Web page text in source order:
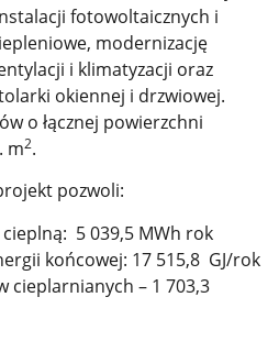
fotowoltaicznych i
modernizację
i klimatyzacji oraz
okiennej i drzwiowej.
o łącznej powierzchni
m2.
pozwoli:
5 039,5 MWh rok
końcowej: 17 515,8 GJ/rok
cieplarnianych – 1 703,3